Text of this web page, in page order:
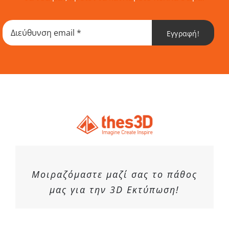
Services
Blog
Εγγραφή!
Μοιραζόμαστε μαζί σας το πάθος
μας για την 3D Εκτύπωση!